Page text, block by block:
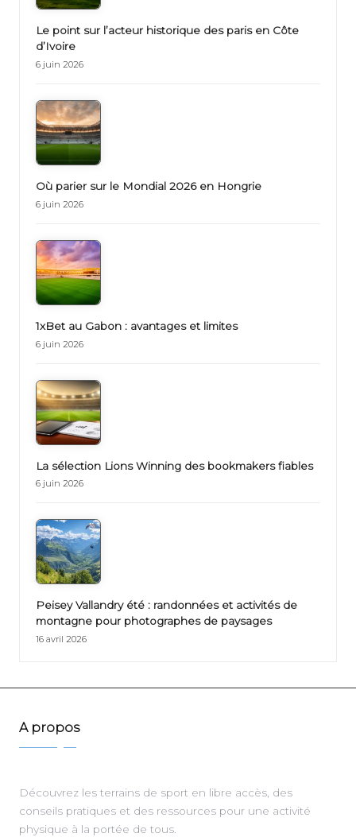
Le point sur l’acteur historique des paris en Côte
d’Ivoire
6 juin 2026
Où parier sur le Mondial 2026 en Hongrie
6 juin 2026
1xBet au Gabon : avantages et limites
6 juin 2026
La sélection Lions Winning des bookmakers fiables
6 juin 2026
Peisey Vallandry été : randonnées et activités de
montagne pour photographes de paysages
16 avril 2026
A propos
Découvrez les terrains de sport en libre accès, des
conseils pratiques et des ressources pour une activité
physique à la portée de tous.